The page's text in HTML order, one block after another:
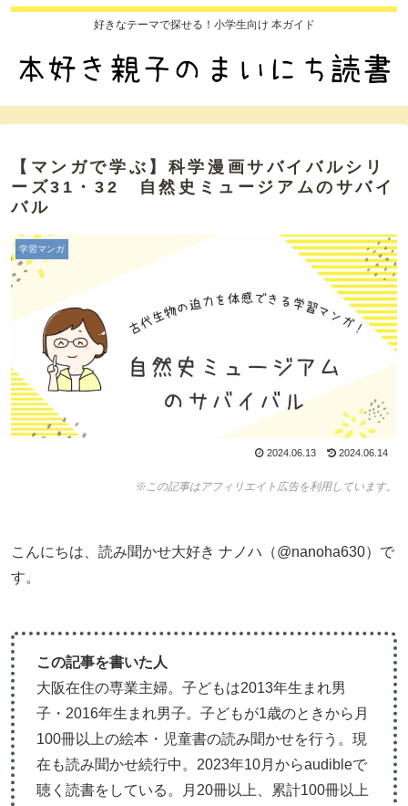
好きなテーマで探せる！小学生向け 本ガイド
【マンガで学ぶ】科学漫画サバイバルシリ
ーズ31・32 自然史ミュージアムのサバイ
バル
学習マンガ
2024.06.13 2024.06.14
※この記事はアフィリエイト広告を利用しています。
こんにちは、読み聞かせ大好き ナノハ（@nanoha630）で
す。
この記事を書いた人
大阪在住の専業主婦。子どもは2013年生まれ男
子・2016年生まれ男子。子どもが1歳のときから月
100冊以上の絵本・児童書の読み聞かせを行う。現
在も読み聞かせ続行中。2023年10月からaudibleで
聴く読書をしている。月20冊以上、累計100冊以上